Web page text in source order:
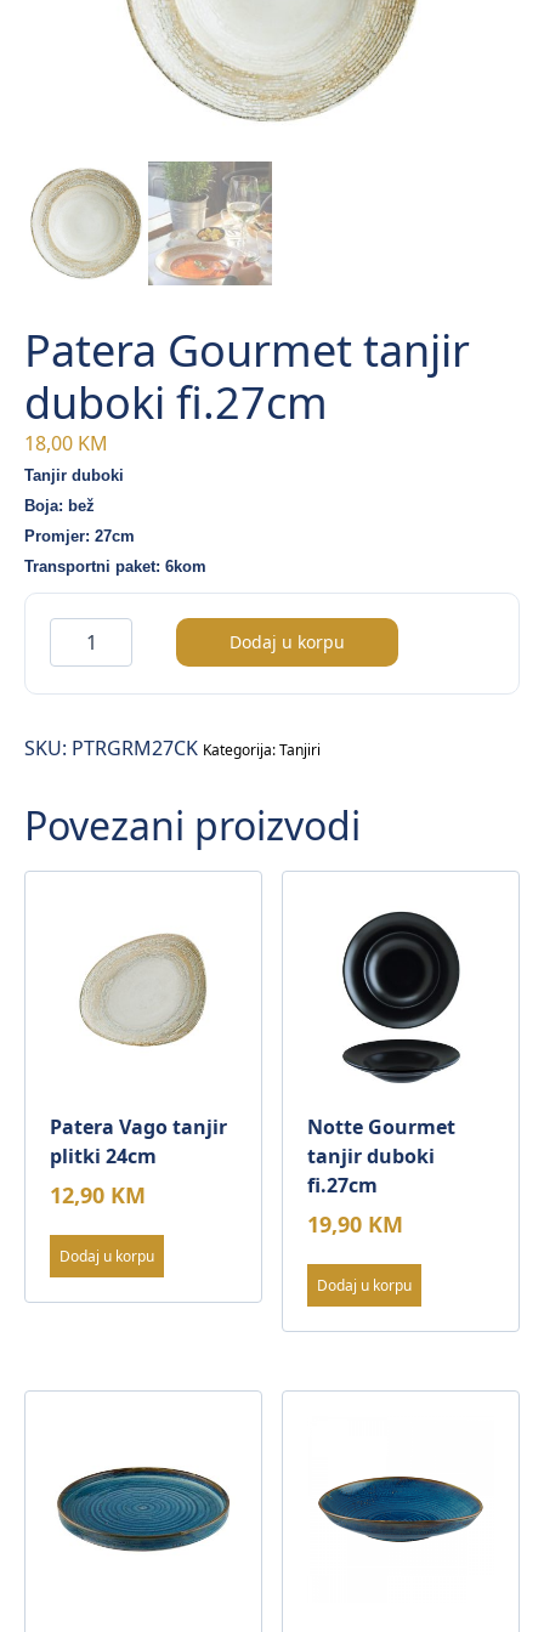
Patera Gourmet tanjir
duboki fi.27cm
18,00 KM
Tanjir duboki
Boja: bež
Promjer: 27cm
Transportni paket: 6kom
Patera
Gourmet
tanjir
fi.27cm
Dodaj u korpu
SKU: PTRGRM27CK Kategorija:Tanjiri
Povezani proizvodi
Patera Vago tanjir
plitki 24cm
12,90 KM
Dodaj u korpu
Notte Gourmet
tanjir duboki
fi.27cm
19,90 KM
Dodaj u korpu